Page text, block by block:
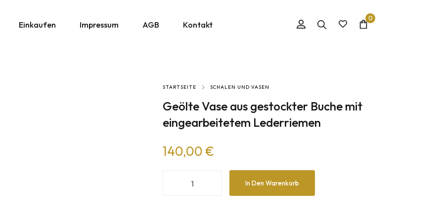
Einkaufen Impressum AGB Kontakt
0
STARTSEITE SCHALEN UND VASEN
Geölte Vase aus gestockter Buche mit
eingearbeitetem Lederriemen
140,00€
Geölte Vase aus gestockter Buche mit eingearbeitetem Lederriemen Menge
In Den Warenkorb